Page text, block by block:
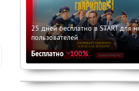
25 дней бесплатно в START для
пользователей
Бесплатно -100%